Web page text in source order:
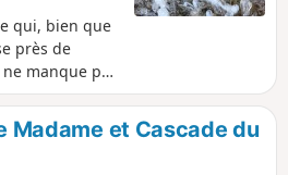
qui, bien que
près de
manque pas
vues sur la
sont
qui pratiquent
le massif des
Madame et Cascade du